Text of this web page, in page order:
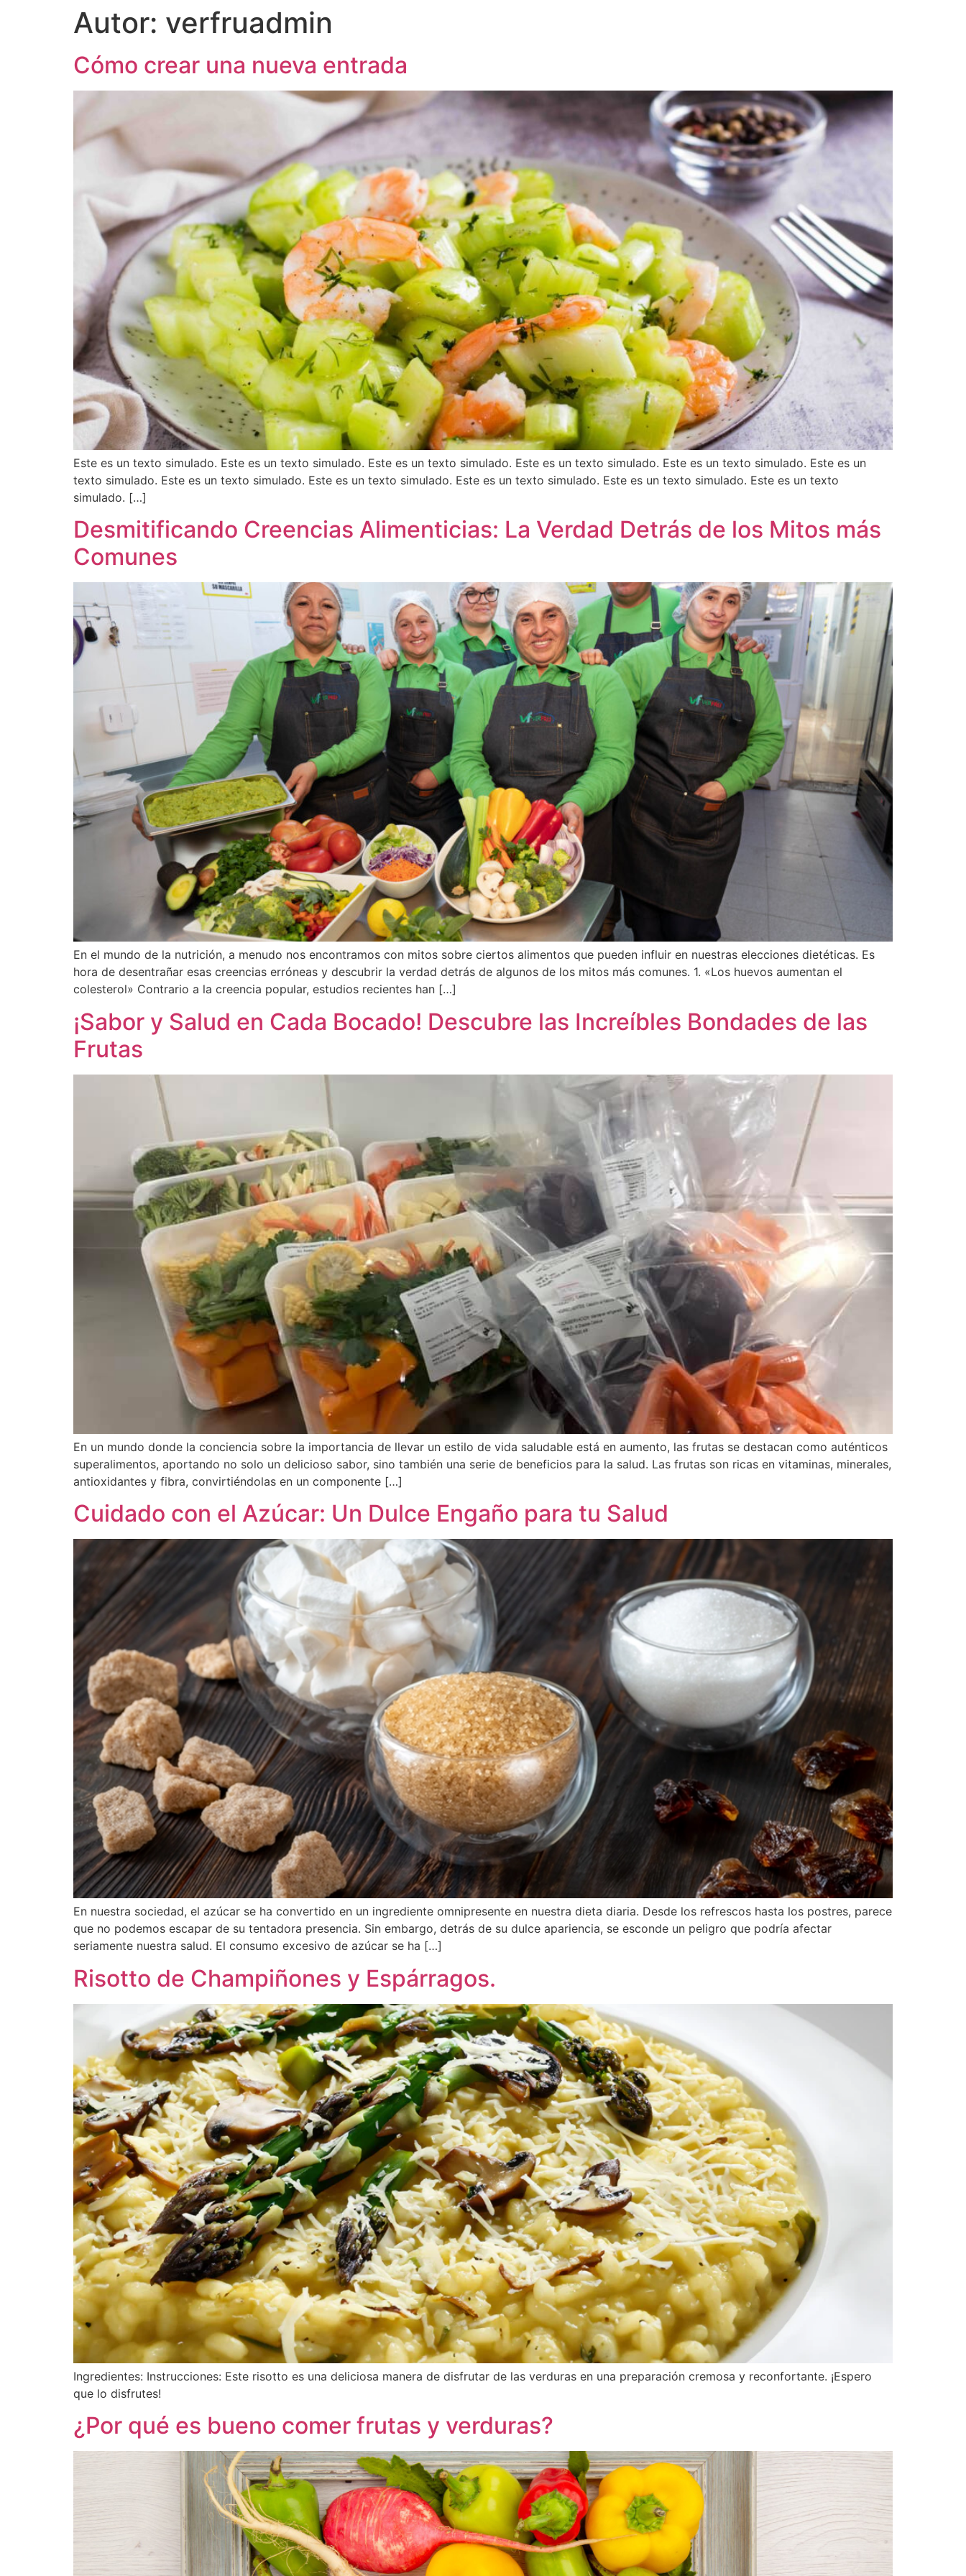
Autor: verfruadmin
Cómo crear una nueva entrada
Este es un texto simulado. Este es un texto simulado. Este es un texto simulado. Este es un texto simulado. Este es un texto simulado. Este es un
texto simulado. Este es un texto simulado. Este es un texto simulado. Este es un texto simulado. Este es un texto simulado. Este es un texto
simulado. […]
Desmitificando Creencias Alimenticias: La Verdad Detrás de los Mitos más
Comunes
En el mundo de la nutrición, a menudo nos encontramos con mitos sobre ciertos alimentos que pueden influir en nuestras elecciones dietéticas. Es
hora de desentrañar esas creencias erróneas y descubrir la verdad detrás de algunos de los mitos más comunes. 1. «Los huevos aumentan el
colesterol» Contrario a la creencia popular, estudios recientes han […]
¡Sabor y Salud en Cada Bocado! Descubre las Increíbles Bondades de las
Frutas
En un mundo donde la conciencia sobre la importancia de llevar un estilo de vida saludable está en aumento, las frutas se destacan como auténticos
superalimentos, aportando no solo un delicioso sabor, sino también una serie de beneficios para la salud. Las frutas son ricas en vitaminas, minerales,
antioxidantes y fibra, convirtiéndolas en un componente […]
Cuidado con el Azúcar: Un Dulce Engaño para tu Salud
En nuestra sociedad, el azúcar se ha convertido en un ingrediente omnipresente en nuestra dieta diaria. Desde los refrescos hasta los postres, parece
que no podemos escapar de su tentadora presencia. Sin embargo, detrás de su dulce apariencia, se esconde un peligro que podría afectar
seriamente nuestra salud. El consumo excesivo de azúcar se ha […]
Risotto de Champiñones y Espárragos.
Ingredientes: Instrucciones: Este risotto es una deliciosa manera de disfrutar de las verduras en una preparación cremosa y reconfortante. ¡Espero
que lo disfrutes!
¿Por qué es bueno comer frutas y verduras?